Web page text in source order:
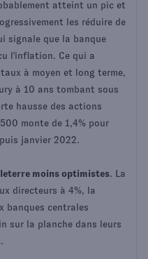
atteint un pic et
les réduire de
signale que la banque
l'inflation. Ce qui a
à moyen et long terme,
à 10 ans tombant sous
hausse des actions
monte de 1,4% pour
janvier 2022.
moins optimistes. La
directeurs à 4%, la
banques centrales
sur la planche dans leurs